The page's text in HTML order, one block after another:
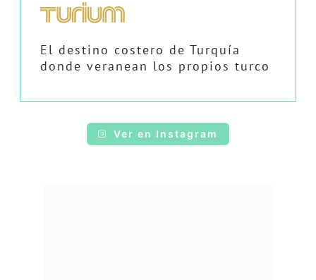
El destino costero de Turquía
donde veranean los propios turco
Ver en Instagram